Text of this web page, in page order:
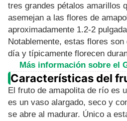
tres grandes pétalos amarillos
asemejan a las flores de
aproximadamente 1.2-2
Notablemente, estas flores
día y típicamente florecen
Más información sobre el
Características del
El fruto de amapolita de río es
es un vaso alargado, seco y
se abre al madurar. Único a